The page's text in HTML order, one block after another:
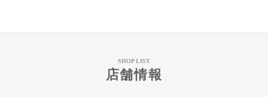
SHOP LIST
店舗情報